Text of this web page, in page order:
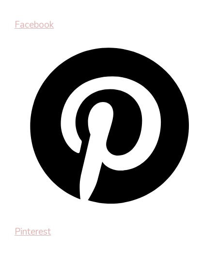
Facebook
Pinterest